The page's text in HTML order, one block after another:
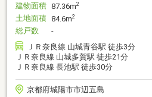
建物面積 87.36m2
土地面積 84.6m2
総戸数
-
ＪＲ奈良線 山城青谷駅 徒歩3分
ＪＲ奈良線 山城多賀駅 徒歩21分
ＪＲ奈良線 長池駅 徒歩30分
京都府城陽市市辺五島